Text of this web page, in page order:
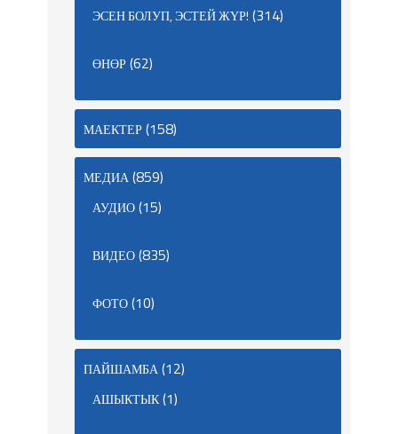
ЭСЕН БОЛУП, ЭСТЕЙ ЖҮР! (314)
ӨНӨР(62)
МАЕКТЕР(158)
МЕДИА(859)
АУДИО(15)
ВИДЕО(835)
ФОТО(10)
ПАЙШАМБА(12)
АШЫКТЫК(1)